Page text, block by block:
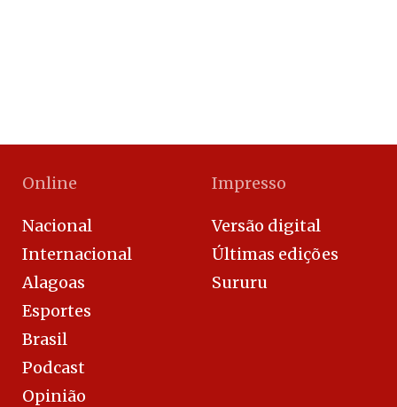
Online
Nacional
Internacional
Alagoas
Esportes
Brasil
Podcast
Opinião
Impresso
Versão digital
Últimas edições
Sururu